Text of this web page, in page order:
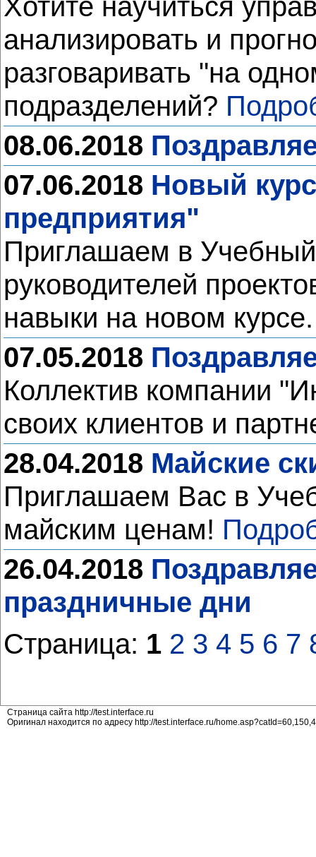
Хотите научиться
анализировать и
разговаривать "на
подразделений?
08.06.2018
07.06.2018 Новый
предприятия"
Приглашаем в Учебный
руководителей
навыки на новом
07.05.2018
Коллектив компании
своих клиентов и
28.04.2018 Майские
Приглашаем Вас в
майским ценам!
26.04.2018
праздничные дни
Страница: 1 2 3 4 5 6 7
Страница сайта http://test.interface.ru
Оригинал находится по адресу http://test.interface.ru/